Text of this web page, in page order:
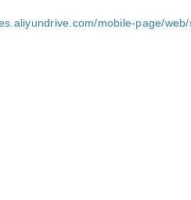
mobile-page/